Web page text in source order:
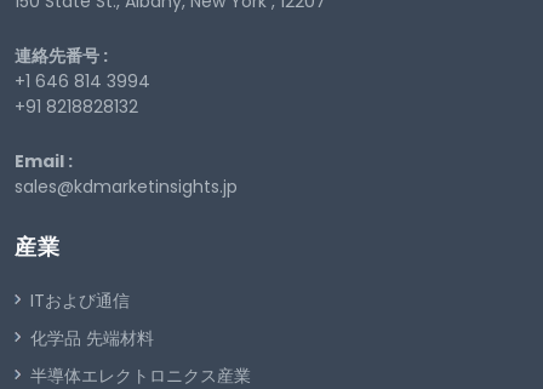
連絡先番号 :
+1 646 814 3994
+91 8218828132
Email :
sales@kdmarketinsights.jp
産業
ITおよび通信
化学品 先端材料
半導体エレクトロニクス産業